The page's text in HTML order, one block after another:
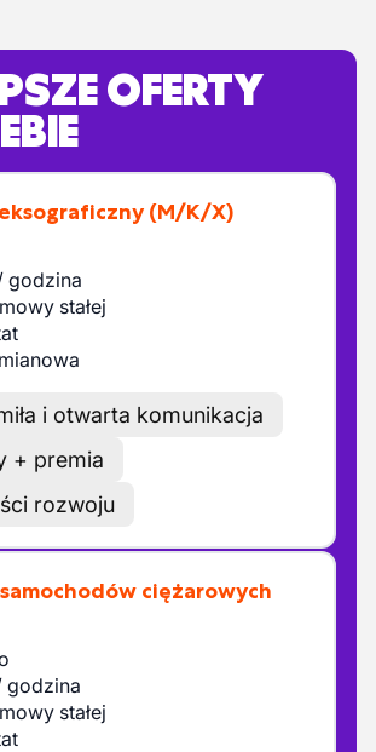
OFERTY
(M/K/X)
godzina
stałej
i otwarta komunikacja
+ premia
rozwoju
samochodów ciężarowych
godzina
stałej